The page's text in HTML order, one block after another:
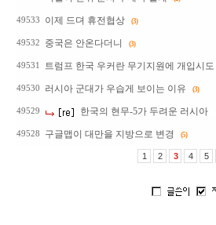
49533 이제 드뎌 휴전협상 (3)
49532 중국은 안온다더니 (3)
49531 트럼프 한국 우커란 무기지원에 개입시도
49530 러시아 군대가 우습게 보이는 이유 (3)
49529 한국의 현무-5가 두려운 러시아
49528 구글맵이 대만을 지방으로 변경 (5)
1 2 3 4 5